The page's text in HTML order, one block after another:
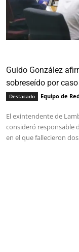
Guido González
sobreseído por
Destacado Equipo de
El exintendente de
consideró responsable
en el que fallecieron